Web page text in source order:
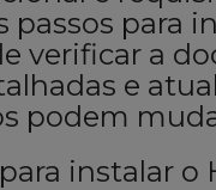
passos para
verificar a
e
podem
instalar